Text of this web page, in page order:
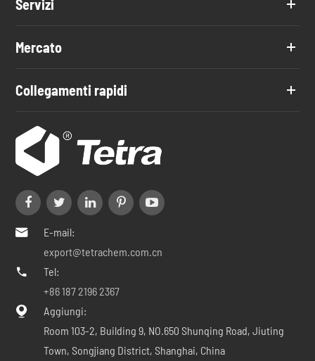
Servizi
Mercato
Collegamenti rapidi

E-mail:
export@tetrachem.com.cn

Tel:
+86 187 2196 2367

Aggiungi:
Room 103-2, Building 9, NO.650 Shunqing Road, Jiuting
Town, Songjiang District, Shanghai, China